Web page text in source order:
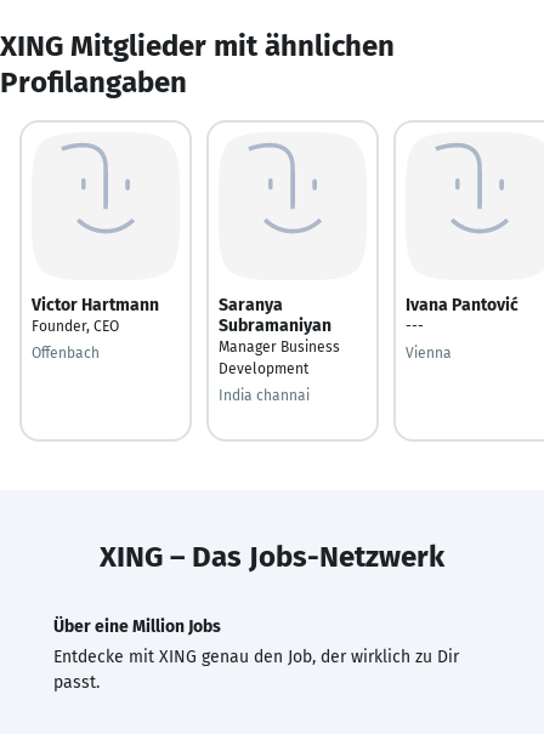
XING Mitglieder mit ähnlichen
Profilangaben
Victor Hartmann
Founder, CEO
Offenbach
Saranya
Subramaniyan
Manager Business
Development
India channai
Ivana Pantović
---
Vienna
XING – Das Jobs-Netzwerk
Über eine Million Jobs
Entdecke mit XING genau den Job, der wirklich zu Dir
passt.